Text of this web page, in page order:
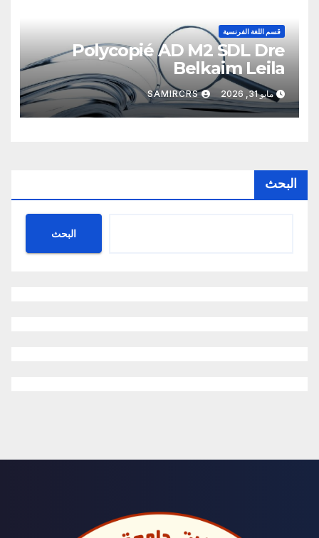
قسم اللغة الفرنسية
Polycopié AD M2 SDL Dre
Belkaim Leila
مايو 31, 2026 SAMIRCRS
البحث
البحث